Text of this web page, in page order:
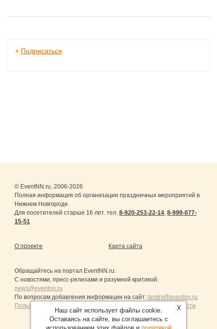
+ Подписаться
© EventNN.ru, 2006-2026
Полная информация об организации праздничных мероприятий в
Нижнем Новгороде.
Для посетителей старше 16 лет. тел. 8-920-253-22-14, 8-999-077-
15-51
О проекте Карта сайта
Обращайтесь на портал EventNN.ru:
С новостями, пресс-релизами и разумной критикой:
news@eventnn.ru
По вопросам добавления информации на сайт: dmitry@eventnn.ru
Пользовательское Соглашение и политика конфиденциальности
X
Наш сайт использует файлы cookie.
Оставаясь на сайте, вы соглашаетесь с